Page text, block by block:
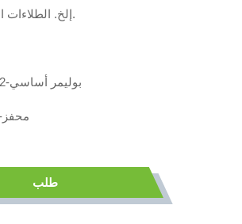
الطعام، PET، إلخ. الطلاءات الركيزة.
Siemtcoat® EM5502-بوليمر أساسي
سيمكوت® EM5509-محفز
طلب